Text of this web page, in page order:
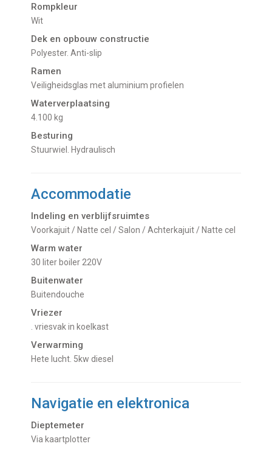
Rompkleur
Wit
Dek en opbouw constructie
Polyester. Anti-slip
Ramen
Veiligheidsglas met aluminium profielen
Waterverplaatsing
4.100 kg
Besturing
Stuurwiel. Hydraulisch
Accommodatie
Indeling en verblijfsruimtes
Voorkajuit / Natte cel / Salon / Achterkajuit / Natte cel
Warm water
30 liter boiler 220V
Buitenwater
buitendouche
Vriezer
. vriesvak in koelkast
Verwarming
hete lucht. 5kw diesel
Navigatie en elektronica
Dieptemeter
Via kaartplotter